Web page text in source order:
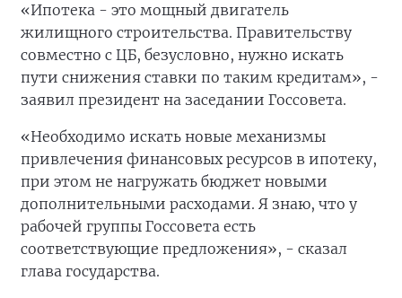
«Ипотека - это мощный двигатель
жилищного строительства. Правительству
совместно с ЦБ, безусловно, нужно искать
пути снижения ставки по таким кредитам», -
заявил президент на заседании Госсовета.
«Необходимо искать новые механизмы
привлечения финансовых ресурсов в ипотеку,
при этом не нагружать бюджет новыми
дополнительными расходами. Я знаю, что у
рабочей группы Госсовета есть
соответствующие предложения», - сказал
глава государства.